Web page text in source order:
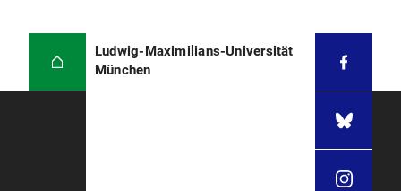
Ludwig-Maximilians-Universität
München